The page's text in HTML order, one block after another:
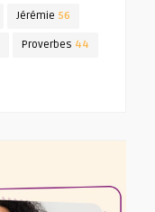
Jérémie 56
Proverbes 44